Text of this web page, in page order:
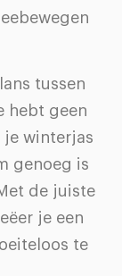
tussen
hebt geen
winterjas
genoeg is
de juiste
je een
te